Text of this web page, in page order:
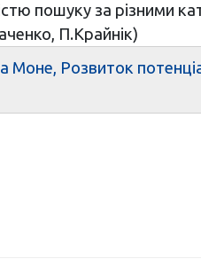
пошуку за різними
П.Крайнік)
Розвиток